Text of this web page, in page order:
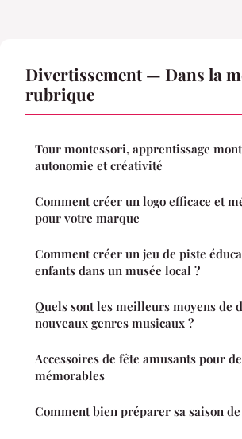
Divertissement — Dans la
rubrique
Tour montessori, apprentissage
autonomie et créativité
Comment créer un logo efficace et
pour votre marque
Comment créer un jeu de piste
enfants dans un musée local ?
Quels sont les meilleurs moyens de
nouveaux genres musicaux ?
Accessoires de fête amusants pour
mémorables
Comment bien préparer sa saison